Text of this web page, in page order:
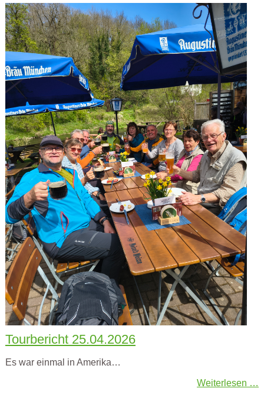
Tourbericht 25.04.2026
Es war einmal in Amerika…
Weiterlesen …